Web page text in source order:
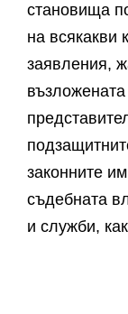
становища
на всякакви
заявления,
законните
съдебната
и служби,